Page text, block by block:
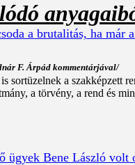
a brutalitás, ha már
F. Árpád kommentárjával/
sortüzelnek a szakképzett
a törvény, a rend és
ügyek Bene László volt